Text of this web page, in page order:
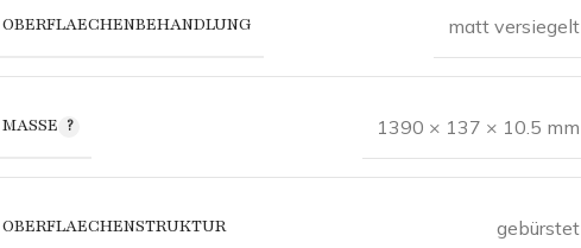
OBERFLAECHENBEHANDLUNG matt versiegelt
MASSE 1390 × 137 × 10.5 mm
OBERFLAECHENSTRUKTUR gebürstet